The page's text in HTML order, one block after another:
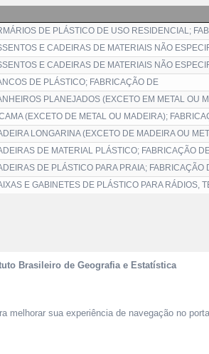
DE PLÁSTICO DE USO RESIDENCIAL;
E CADEIRAS DE MATERIAIS NÃO
E CADEIRAS DE MATERIAIS NÃO
DE PLÁSTICO; FABRICAÇÃO DE
PLANEJADOS (EXCETO EM METAL OU
(EXCETO DE METAL OU MADEIRA);
LONGARINA (EXCETO DE MADEIRA OU
DE MATERIAL PLÁSTICO; FABRICAÇÃO
DE PLÁSTICO PARA PRAIA; FABRICAÇÃO
E GABINETES DE PLÁSTICO PARA RÁDIOS,
Brasileiro de Geografia e Estatística
melhorar sua experiência de navegação no